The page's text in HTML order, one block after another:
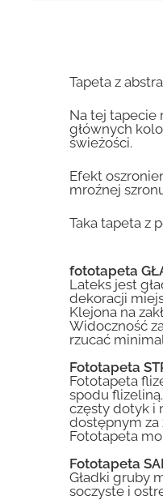
Tapeta z
Na tej tapecie
głównych
świeżości.
Efekt
mroźnej
Taka tapeta z
fototapeta
Lateks jest
dekoracji
Klejona na
Widoczność
rzucać
Fototapeta
Fototapeta
spodu
częsty dotyk i
dostępnym za
Fototapeta
Fototapeta
Gładki gruby
soczyste i